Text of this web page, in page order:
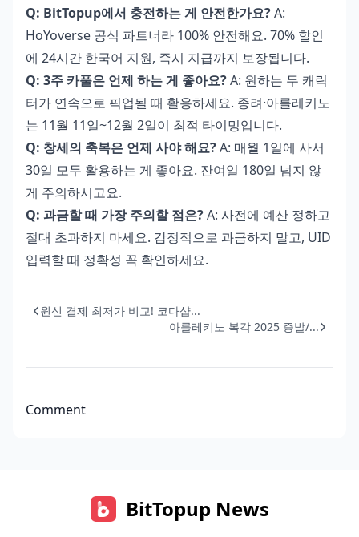
Q: BitTopup에서 충전하는 게 안전한가요?A:
HoYoverse 공식 파트너라 100% 안전해요. 70% 할인
에 24시간 한국어 지원, 즉시 지급까지 보장됩니다.
Q: 3주 카풀은 언제 하는 게 좋아요?A: 원하는 두 캐릭
터가 연속으로 픽업될 때 활용하세요. 종려·아를레키노
는 11월 11일~12월 2일이 최적 타이밍입니다.
Q: 창세의 축복은 언제 사야 해요?A: 매월 1일에 사서
30일 모두 활용하는 게 좋아요. 잔여일 180일 넘지 않
게 주의하시고요.
Q: 과금할 때 가장 주의할 점은?A: 사전에 예산 정하고
절대 초과하지 마세요. 감정적으로 과금하지 말고, UID
입력할 때 정확성 꼭 확인하세요.
원신 결제 최저가 비교! 코다샵...
아를레키노 복각 2025 증발/...
Comment
BitTopup News